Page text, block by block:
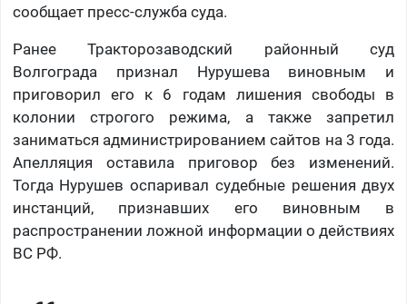
сообщает пресс-служба суда.
Ранее Тракторозаводский районный суд
Волгограда признал Нурушева виновным и
приговорил его к 6 годам лишения свободы в
колонии строгого режима, а также запретил
заниматься администрированием сайтов на 3 года.
Апелляция оставила приговор без изменений.
Тогда Нурушев оспаривал судебные решения двух
инстанций, признавших его виновным в
распространении ложной информации о действиях
ВС РФ.